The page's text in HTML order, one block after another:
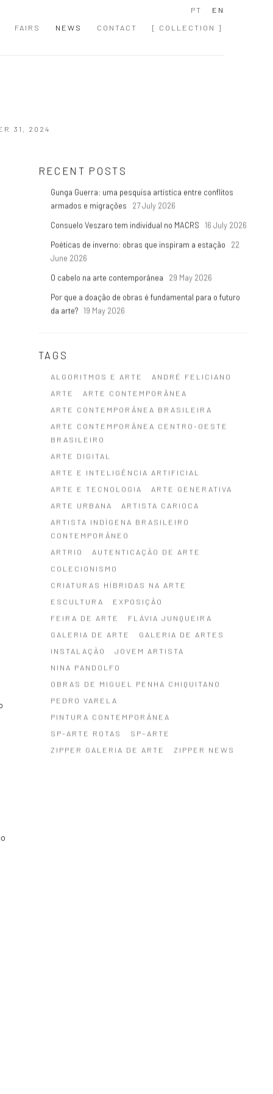
FAIRS NEWS CONTACT [ COLLECTION ]
PT EN
31, 2024
RECENT POSTS
Gunga Guerra: uma pesquisa artística entre conflitos
armados e migrações
27 July 2026
Consuelo Veszaro tem individual no MACRS
16 July 2026
Poéticas de inverno: obras que inspiram a estação
22
June 2026
O cabelo na arte contemporânea
29 May 2026
Por que a doação de obras é fundamental para o futuro
da arte? 19 May 2026
TAGS
ALGORITMOS E ARTE
ANDRÉ FELICIANO
ARTE
ARTE CONTEMPORÂNEA
ARTE CONTEMPORÂNEA BRASILEIRA
ARTE CONTEMPORÂNEA CENTRO-OESTE
BRASILEIRO
ARTE DIGITAL
ARTE E INTELIGÊNCIA ARTIFICIAL
ARTE E TECNOLOGIA
ARTE GENERATIVA
ARTE URBANA
ARTISTA CARIOCA
ARTISTA INDÍGENA BRASILEIRO
CONTEMPORÂNEO
ARTRIO
AUTENTICAÇÃO DE ARTE
COLECIONISMO
CRIATURAS HÍBRIDAS NA ARTE
ESCULTURA
EXPOSIÇÃO
FEIRA DE ARTE
FLÁVIA JUNQUEIRA
GALERIA DE ARTE
GALERIA DE ARTES
INSTALAÇÃO
JOVEM ARTISTA
NINA PANDOLFO
OBRAS DE MIGUEL PENHA CHIQUITANO
PEDRO VARELA
PINTURA CONTEMPORÂNEA
SP-ARTE ROTAS
SP–ARTE
ZIPPER GALERIA DE ARTE
ZIPPER NEWS